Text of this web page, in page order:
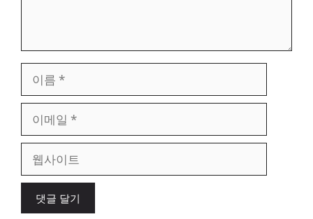
일
이